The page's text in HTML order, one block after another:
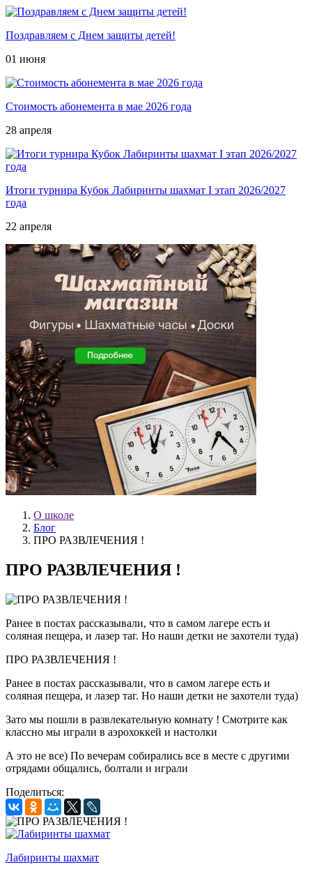
Поздравляем с Днем защиты детей!
01 июня
Стоимость абонемента в мае 2026 года
28 апреля
Итоги турнира Кубок Лабиринты шахмат I этап 2026/2027
года
22 апреля
О школе
Блог
ПРО РАЗВЛЕЧЕНИЯ !
ПРО РАЗВЛЕЧЕНИЯ !
Ранее в постах рассказывали, что в самом лагере есть и
соляная пещера, и лазер таг. Но наши детки не захотели туда)
ПРО РАЗВЛЕЧЕНИЯ !
Ранее в постах рассказывали, что в самом лагере есть и
соляная пещера, и лазер таг. Но наши детки не захотели туда)
Зато мы пошли в развлекательную комнату ! Смотрите как
классно мы играли в аэрохоккей и настолки
А это не все) По вечерам собирались все в месте с другими
отрядами общались, болтали и играли
Поделиться:
Лабиринты шахмат